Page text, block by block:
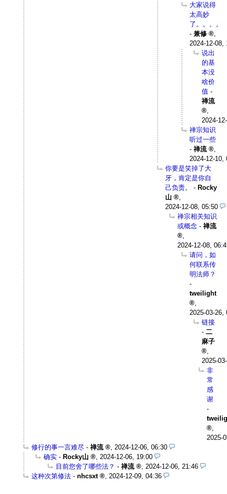
大家说得
太高妙
了。。。。
- 兼修
,
2024-12-08,
说出
的基
本没
啥价
值 -
禅流
,
2024-
禅宗知识
听过一些
- 禅流
,
2024-12-10,
你要是笑掉了大
牙，肯定是你自
己负责。
- Rocky
山
,
2024-12-08, 05:50
禅宗相关知识
或概念 - 禅流
,
2024-12-08,
请问，如
何联系传
明法师？
-
tweilight
,
2025-03-26,
链接
- 二
麻子
,
2025-
非
常
感
谢
-
,
2025-
修行的事一言难尽 - 禅流 , 2024-12-06, 06:30
确实 - Rocky山 , 2024-12-06, 19:00
目前您舍了哪些法？ - 禅流 , 2024-12-06, 21:46
这种次第修法 - nhcsxt , 2024-12-09, 04:36